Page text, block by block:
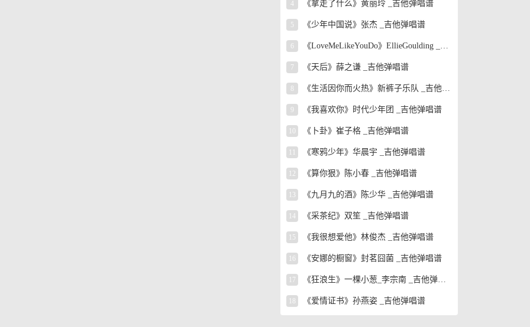
4 《拿走了什么》黄丽玲 _吉他弹唱谱
5 《少年中国说》张杰 _吉他弹唱谱
6 《LoveMeLikeYouDo》EllieGoulding _吉他弹唱谱
7 《天后》薛之谦 _吉他弹唱谱
《生活因你而火热》新裤子乐队 _吉他弹唱谱
9 《我喜欢你》时代少年团 _吉他弹唱谱
《卜卦》崔子格 _吉他弹唱谱
《寒鸦少年》华晨宇 _吉他弹唱谱
12 《算你狠》陈小春 _吉他弹唱谱
13 《九月九的酒》陈少华 _吉他弹唱谱
14 《采茶纪》双笙 _吉他弹唱谱
15 《我很想爱他》林俊杰 _吉他弹唱谱
16 《安娜的橱窗》封茗囧菌 _吉他弹唱谱
17 《狂浪生》一棵小葱_李宗南 _吉他弹唱谱
《爱情证书》孙燕姿 _吉他弹唱谱